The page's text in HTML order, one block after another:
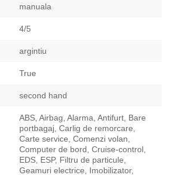
manuala
4/5
argintiu
True
second hand
ABS, Airbag, Alarma, Antifurt, Bare
portbagaj, Carlig de remorcare,
Carte service, Comenzi volan,
Computer de bord, Cruise-control,
EDS, ESP, Filtru de particule,
Geamuri electrice, Imobilizator,